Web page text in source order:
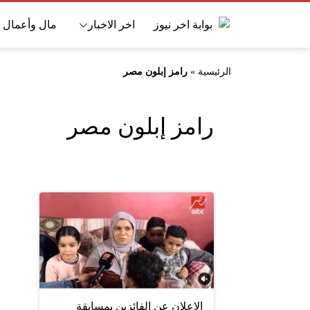
اخر الاخبار مال وأعمال
الرئيسية »رامز إبلون مصر
رامز إبلون مصر
الإعلان عن الفائزين بمسابقة